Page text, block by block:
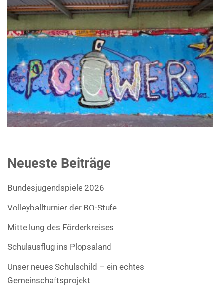
Neueste Beiträge
Bundesjugendspiele 2026
Volleyballturnier der BO-Stufe
Mitteilung des Förderkreises
Schulausflug ins Plopsaland
Unser neues Schulschild – ein echtes
Gemeinschaftsprojekt